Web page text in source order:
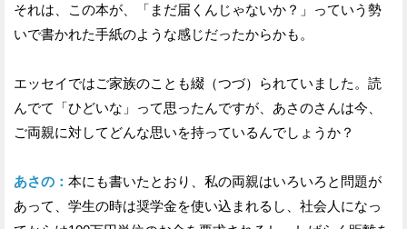
それは、この本が、「まだ届くんじゃないか？」っていう勢
いで書かれた手紙のような感じだったからかも。
エッセイではご家族のことも綴（つづ）られていました。読
んでて「ひどいな」って思ったんですが、あさのさんは今、
ご両親に対してどんな思いを持っているんでしょうか？
あさの： 本にも書いたとおり、私の両親はいろいろと問題が
あって、学生の時は奨学金を使い込まれるし、社会人になっ